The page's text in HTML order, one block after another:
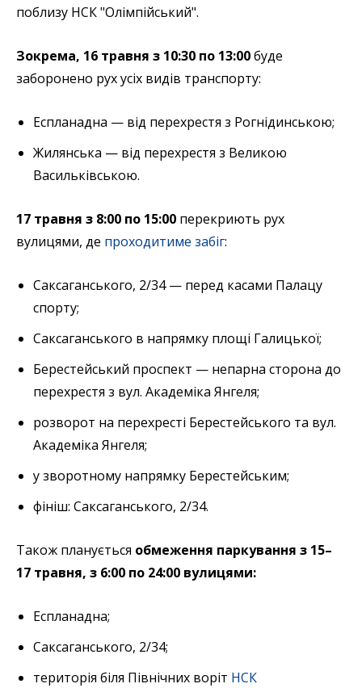
поблизу НСК "Олімпійський".
Зокрема, 16 травня з 10:30 по 13:00буде
заборонено рух усіх видів транспорту:
Еспланадна — від перехрестя з Рогнідинською;
Жилянська — від перехрестя з Великою
Васильківською.
17 травня з 8:00 по 15:00 перекриють рух
вулицями, де проходитиме забіг:
Саксаганського, 2/34 — перед касами Палацу
спорту;
Саксаганського в напрямку площі Галицької;
Берестейський проспект — непарна сторона до
перехрестя з вул. Академіка Янгеля;
розворот на перехресті Берестейського та вул.
Академіка Янгеля;
у зворотному напрямку Берестейським;
фініш: Саксаганського, 2/34.
Також планується обмеження паркування з 15–
17 травня, з 6:00 по 24:00 вулицями:
Еспланадна;
Саксаганського, 2/34;
територія біля Північних воріт НСК